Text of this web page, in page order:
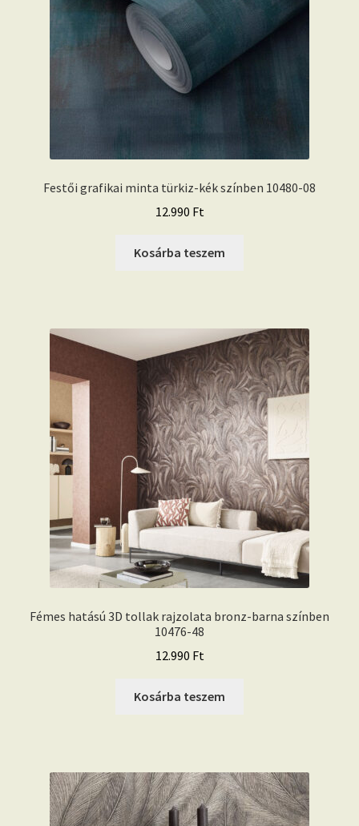
Festői grafikai minta türkiz-kék színben 10480-08
12.990 Ft
Kosárba teszem
Fémes hatású 3D tollak rajzolata bronz-barna színben
10476-48
12.990 Ft
Kosárba teszem